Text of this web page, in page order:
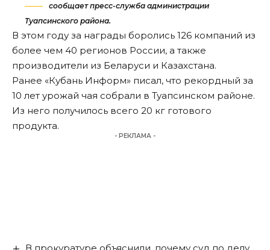
сообщает пресс-служба администрации
Туапсинского района.
В этом году за награды боролись 126 компаний из
более чем 40 регионов России, а также
производители из Беларуси и Казахстана.
Ранее «Кубань Информ» писал, что рекордный за
10 лет урожай чая собрали в Туапсинском районе.
Из него получилось всего 20 кг готового
продукта.
- РЕКЛАМА -